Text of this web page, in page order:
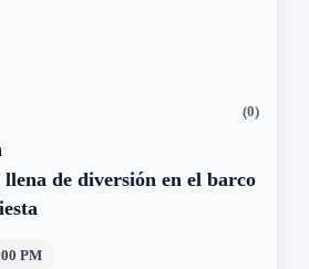
(0)
de diversión en el barco
PM